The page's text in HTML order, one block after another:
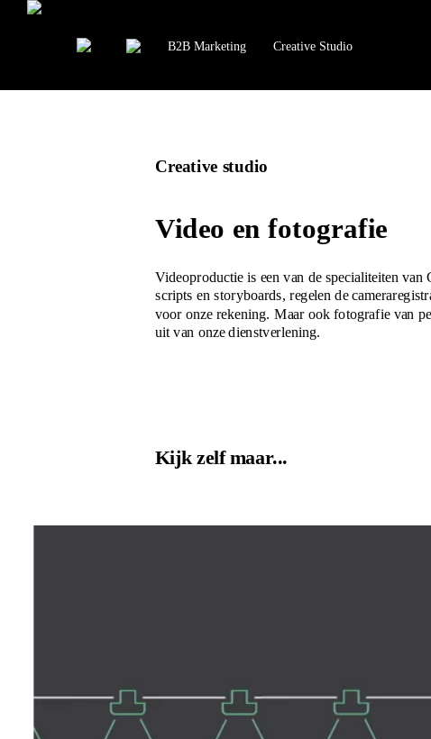
B2B Marketing Creative Studio
Creative studio
Video en fotografie
Videoproductie is een van de specialiteiten
scripts en storyboards, regelen de
voor onze rekening. Maar ook fotografie van
uit van onze dienstverlening.
Kijk zelf maar...